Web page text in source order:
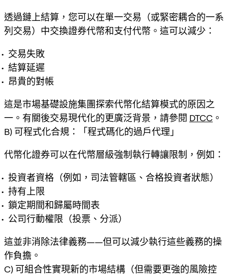
透過鏈上結算，您可以在單一交易（或緊密耦合的一系
列交易）中交換證券代幣和支付代幣。這可以減少：
交易失敗
結算延遲
昂貴的對帳
這是市場基礎設施集團探索代幣化結算模式的原因之
一。有關後交易現代化的更廣泛背景，請參閱 DTCC 。
B) 可程式化合規：「程式碼化的過戶代理」
代幣化證券可以在代幣層級強制執行轉讓限制，例如：
投資者資格（例如，司法管轄區、合格投資者狀態）
持有上限
鎖定期間和歸屬時間表
公司行動權限（投票、分派）
這並非消除法律義務——但可以減少執行這些義務的操
作負擔。
C) 可組合性實現新的市場結構（但需要更強的風險控